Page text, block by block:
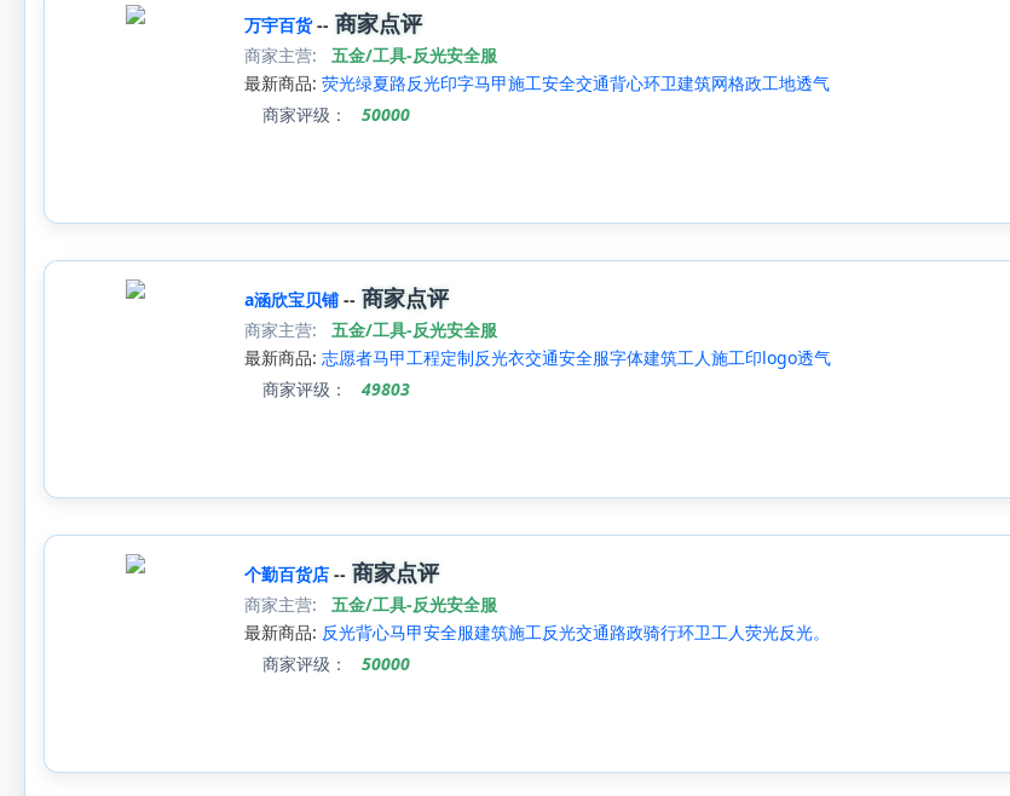
万宇百货-- 商家点评
商家主营:
五金/工具-反光安全服
最新商品: 荧光绿夏路反光印字马甲施工安全交通背心环卫建筑网格政工地透气
商家评级：
50000
a涵欣宝贝铺 -- 商家点评
商家主营:
五金/工具-反光安全服
最新商品: 志愿者马甲工程定制反光衣交通安全服字体建筑工人施工印logo透气
商家评级：
49803
个勤百货店 -- 商家点评
商家主营:
五金/工具-反光安全服
最新商品: 反光背心马甲安全服建筑施工反光交通路政骑行环卫工人荧光反光。
商家评级：
50000